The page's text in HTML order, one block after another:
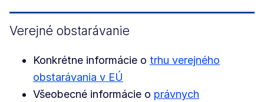
Verejné obstarávanie
Konkrétne informácie o trhu verejného
obstarávania v EÚ
Všeobecné informácie o právnych